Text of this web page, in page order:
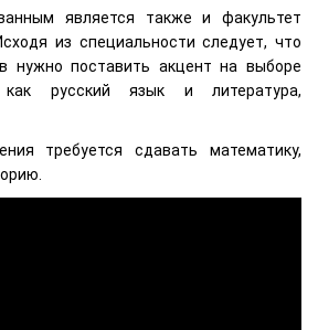
является также и факультет
из специальности следует, что
нужно поставить акцент на выборе
как русский язык и литература,
требуется сдавать математику,